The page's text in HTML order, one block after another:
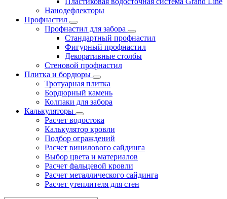
Нанодефлекторы
Профнастил
Профнастил для забора
Стандартный профнастил
Фигурный профнастил
Декоративные столбы
Стеновой профнастил
Плитка и бордюры
Тротуарная плитка
Бордюрный камень
Колпаки для забора
Калькуляторы
Расчет водостока
Калькулятор кровли
Подбор ограждений
Расчет винилового сайдинга
Выбор цвета и материалов
Расчет фальцевой кровли
Расчет металлического сайдинга
Расчет утеплителя для стен